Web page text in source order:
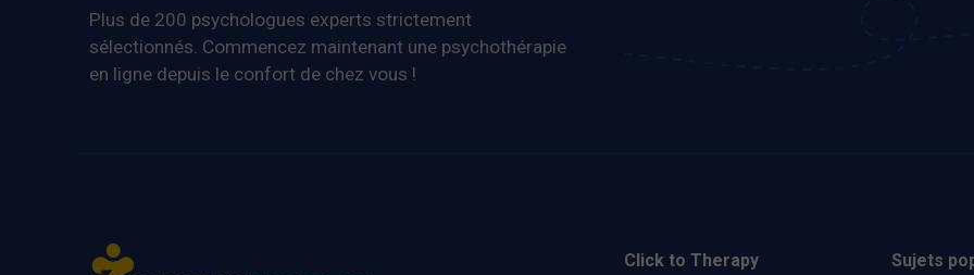
Plus de 200 psychologues experts strictement
sélectionnés. Commencez maintenant une psychothérapie
en ligne depuis le confort de chez vous !
Click to Therapy
Sujets